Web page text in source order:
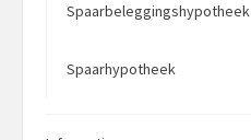
Spaarbeleggingshypotheek
Spaarhypotheek